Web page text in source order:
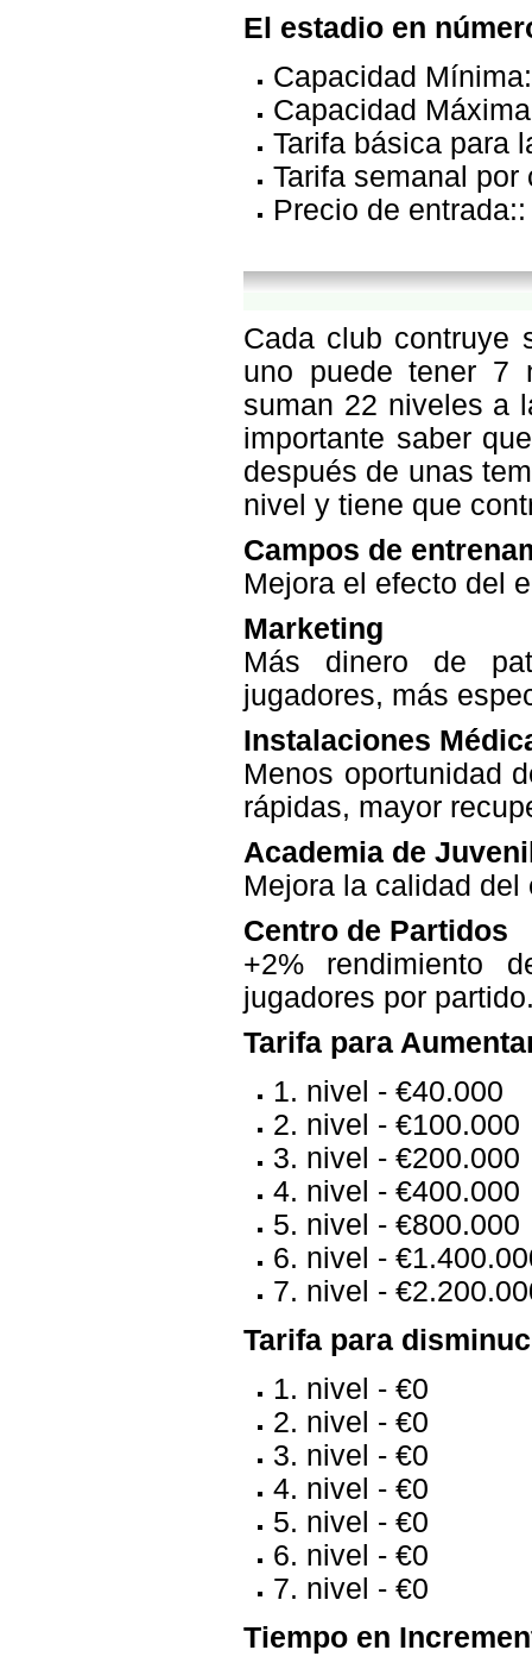
El estadio en
Capacidad
Capacidad
Tarifa básica para
Tarifa semanal
Precio de
Cada club contruye
uno puede tener 7
suman 22 niveles a
importante saber
después de unas
nivel y tiene que
Campos de
Mejora el efecto del
Marketing
Más dinero de
jugadores, más
Instalaciones
Menos oportunidad
rápidas, mayor
Academia de
Mejora la calidad del
Centro de Partidos
+2% rendimiento
jugadores por
Tarifa para
1. nivel - €40.000
2. nivel - €100.000
3. nivel - €200.000
4. nivel - €400.000
5. nivel - €800.000
6. nivel -
7. nivel -
Tarifa para
1. nivel - €0
2. nivel - €0
3. nivel - €0
4. nivel - €0
5. nivel - €0
6. nivel - €0
7. nivel - €0
Tiempo en